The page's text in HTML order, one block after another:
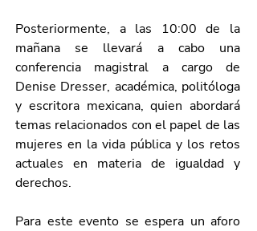
Posteriormente, a las 10:00 de la
mañana se llevará a cabo una
conferencia magistral a cargo de
Denise Dresser, académica, politóloga
y escritora mexicana, quien abordará
temas relacionados con el papel de las
mujeres en la vida pública y los retos
actuales en materia de igualdad y
derechos.
Para este evento se espera un aforo